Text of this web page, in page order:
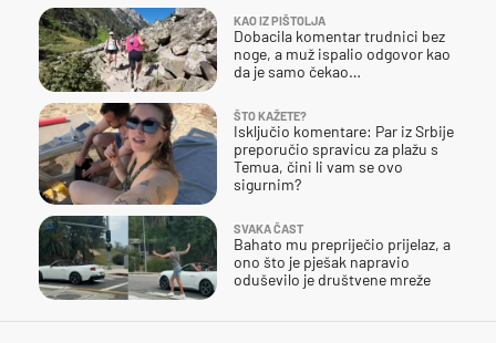
KAO IZ PIŠTOLJA
Dobacila komentar trudnici bez
noge, a muž ispalio odgovor kao
da je samo čekao…
ŠTO KAŽETE?
Isključio komentare: Par iz Srbije
preporučio spravicu za plažu s
Temua, čini li vam se ovo
sigurnim?
SVAKA ČAST
Bahato mu prepriječio prijelaz, a
ono što je pješak napravio
oduševilo je društvene mreže